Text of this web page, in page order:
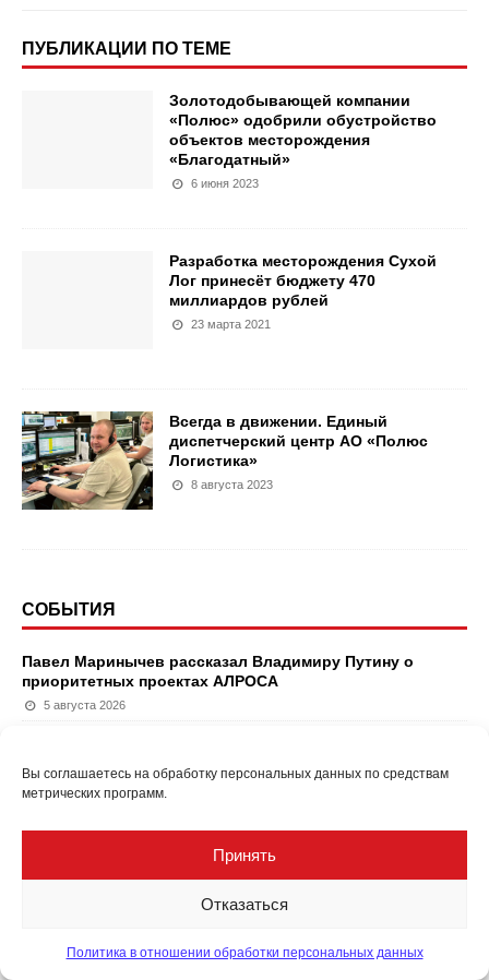
Вы соглашаетесь на обработку персональных данных по средствам
метрических программ.
Принять
Отказаться
Политика в отношении обработки персональных данных
ПУБЛИКАЦИИ ПО ТЕМЕ
Золотодобывающей компании
«Полюс» одобрили обустройство
объектов месторождения
«Благодатный»
6 июня 2023
Разработка месторождения Сухой
Лог принесёт бюджету 470
миллиардов рублей
23 марта 2021
Всегда в движении. Единый
диспетчерский центр АО «Полюс
Логистика»
8 августа 2023
СОБЫТИЯ
Павел Маринычев рассказал Владимиру Путину о
приоритетных проектах АЛРОСА
5 августа 2026
Солнцевский угольный разрез. Уникальным условиям
Применение разработанных ранее методов и средств